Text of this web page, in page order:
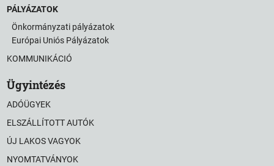
PÁLYÁZATOK
Önkormányzati pályázatok
Európai Uniós Pályázatok
KOMMUNIKÁCIÓ
Ügyintézés
ADÓÜGYEK
ELSZÁLLÍTOTT AUTÓK
ÚJ LAKOS VAGYOK
NYOMTATVÁNYOK